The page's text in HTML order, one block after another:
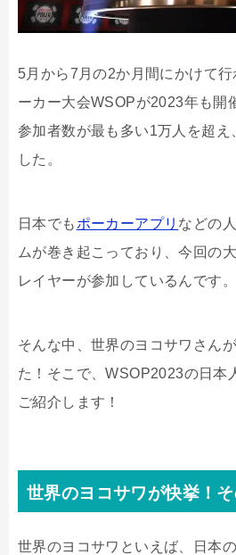
5月から7月の2か月間にかけて
ーカー大会WSOPが2023年も開
参加者数が最も多い1万人を超え
した。
日本でも ポーカーアプリ などの
ムが巻き起こっており、今回の
レイヤーが参加しているんです。
そんな中、世界のヨコサワさん
た！そこで、WSOP2023の日本
ご紹介します！
世界のヨコサワが快挙！
世界のヨコサワといえば、日本